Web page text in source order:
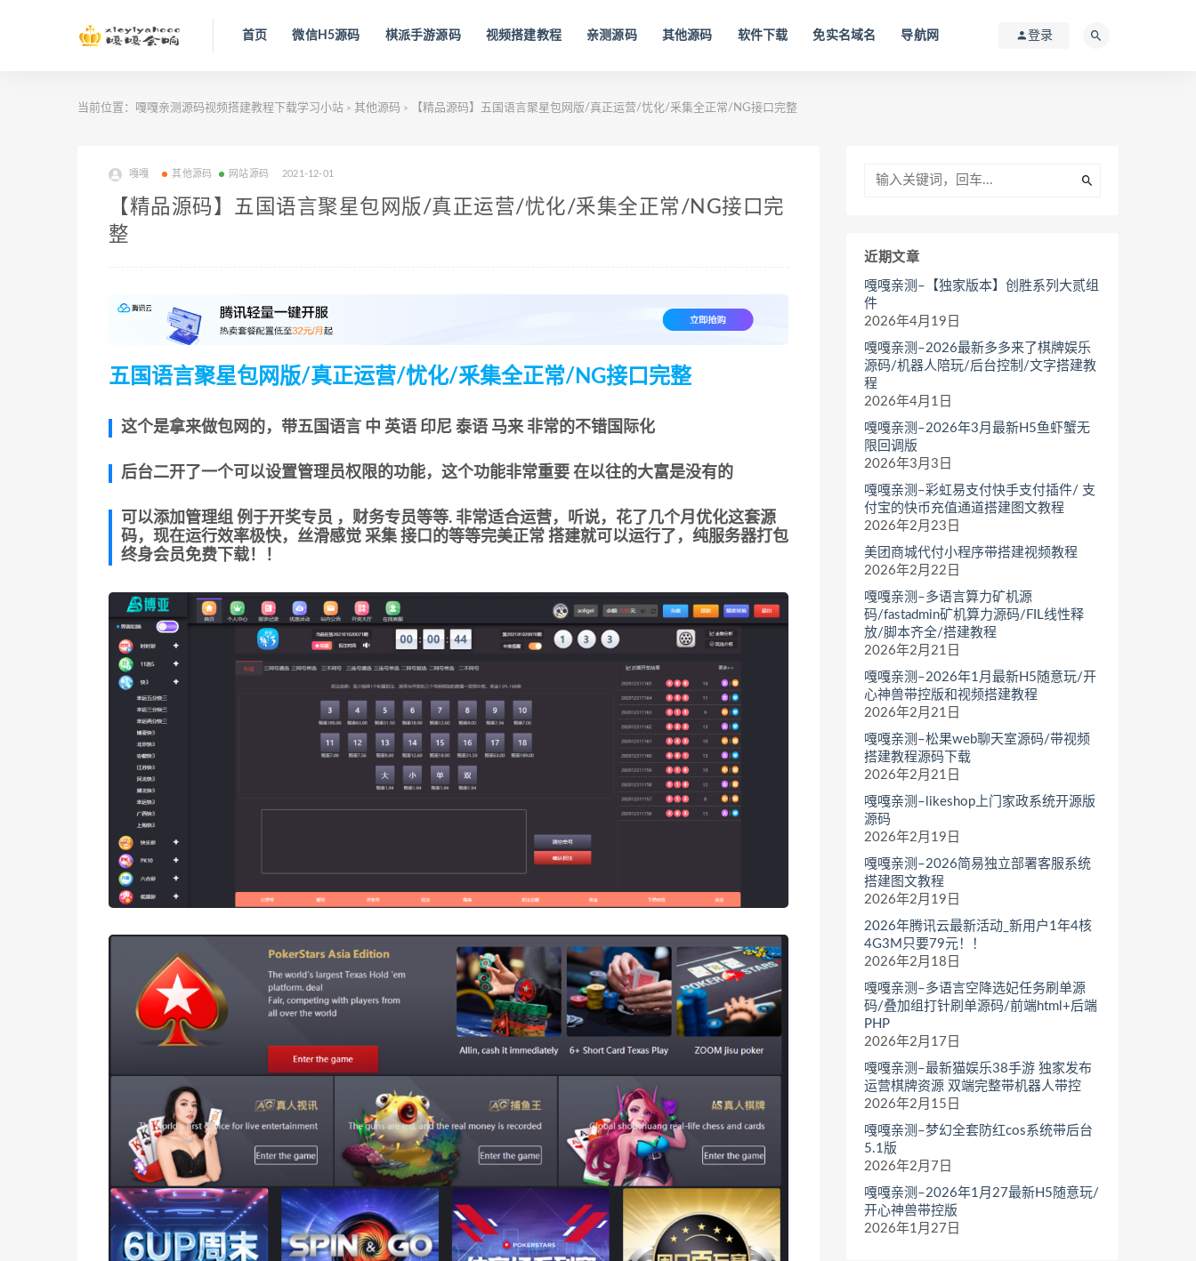
首页 微信H5源码 棋派手游源码 视频搭建教程 亲测源码 其他源码 软件下载 免实名域名 导航网 登录
当前位置： 嘎嘎亲测源码视频搭建教程下载学习小站 > 其他源码 > 【精品源码】五国语言聚星包网版/真正运营/忧化/釆集全正常/NG接口完整
嘎嘎 其他源码 网站源码 2021-12-01
【精品源码】五国语言聚星包网版/真正运营/忧化/釆集全正常/NG接口完
整
五国语言聚星包网版/真正运营/忧化/釆集全正常/NG接口完整
这个是拿来做包网的，带五国语言 中 英语 印尼 泰语 马来 非常的不错国际化
后台二开了一个可以设置管理员权限的功能，这个功能非常重要 在以往的大富是没有的
可以添加管理组 例于开奖专员 ，财务专员等等. 非常适合运营，听说，花了几个月优化这套源
码，现在运行效率极快，丝滑感觉 采集 接口的等等完美正常 搭建就可以运行了，纯服务器打包
终身会员免费下载！！
近期文章
嘎嘎亲测–【独家版本】创胜系列大贰组
件
2026年4月19日
嘎嘎亲测–2026最新多多来了棋牌娱乐
源码/机器人陪玩/后台控制/文字搭建教
程
2026年4月1日
嘎嘎亲测–2026年3月最新H5鱼虾蟹无
限回调版
2026年3月3日
嘎嘎亲测–彩虹易支付快手支付插件/ 支
付宝的快币充值通道搭建图文教程
2026年2月23日
美团商城代付小程序带搭建视频教程
2026年2月22日
嘎嘎亲测–多语言算力矿机源
码/fastadmin矿机算力源码/FIL线性释
放/脚本齐全/搭建教程
2026年2月21日
嘎嘎亲测–2026年1月最新H5随意玩/开
心神兽带控版和视频搭建教程
2026年2月21日
嘎嘎亲测–松果web聊天室源码/带视频
搭建教程源码下载
2026年2月21日
嘎嘎亲测–likeshop上门家政系统开源版
源码
2026年2月19日
嘎嘎亲测–2026简易独立部署客服系统
搭建图文教程
2026年2月19日
2026年腾讯云最新活动_新用户1年4核
4G3M只要79元！！
2026年2月18日
嘎嘎亲测–多语言空降选妃任务刷单源
码/叠加组打针刷单源码/前端html+后端
PHP
2026年2月17日
嘎嘎亲测–最新猫娱乐38手游 独家发布
运营棋牌资源 双端完整带机器人带控
2026年2月15日
嘎嘎亲测–梦幻全套防红cos系统带后台
5.1版
2026年2月7日
嘎嘎亲测–2026年1月27最新H5随意玩/
开心神兽带控版
2026年1月27日